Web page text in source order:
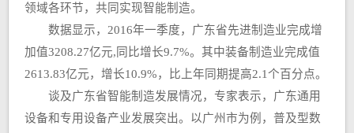
领域各环节，共同实现智能制造。
数据显示，2016年一季度，广东省先进制造业完成增
加值3208.27亿元,同比增长9.7%。其中装备制造业完成值
2613.83亿元，增长10.9%，比上年同期提高2.1个百分点。
谈及广东省智能制造发展情况，专家表示，广东通用
设备和专用设备产业发展突出。以广州市为例，普及型数